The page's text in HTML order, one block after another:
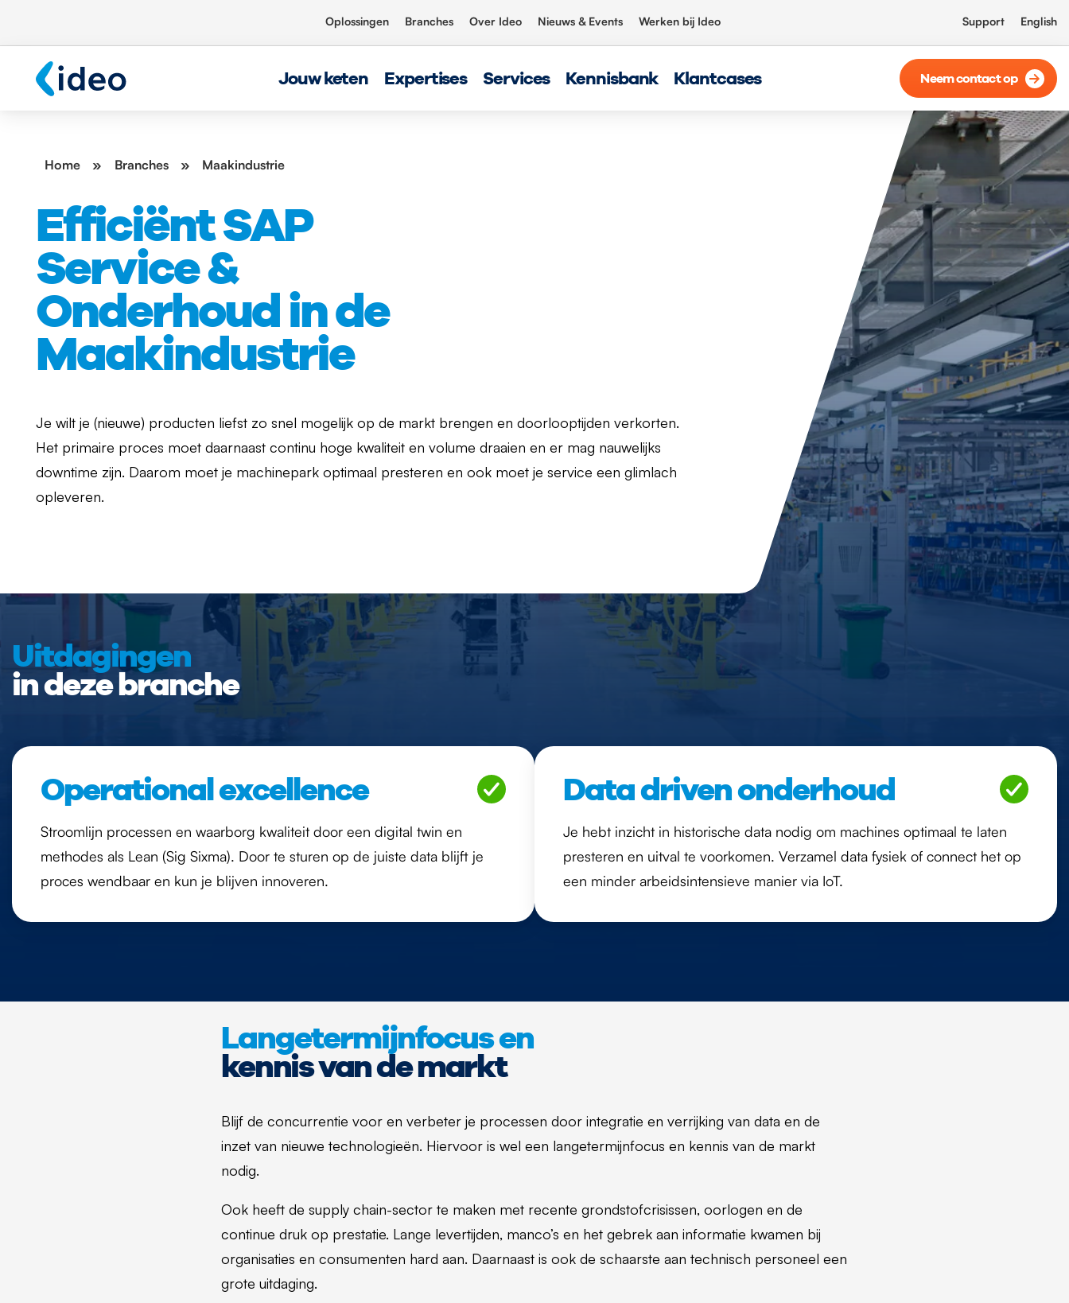
Oplossingen Branches Over Ideo Nieuws & Events Werken bij Ideo Support English
Jouw keten Expertises Services Kennisbank Klantcases Neem contact op
Home » Branches » Maakindustrie
Efficiënt SAP
Service &
Onderhoud in de
Maakindustrie
Je wilt je (nieuwe) producten liefst zo snel mogelijk op de markt brengen en doorlooptijden verkorten.
Het primaire proces moet daarnaast continu hoge kwaliteit en volume draaien en er mag nauwelijks
downtime zijn. Daarom moet je machinepark optimaal presteren en ook moet je service een glimlach
opleveren.
Uitdagingen
in deze branche
Operational excellence
Stroomlijn processen en waarborg kwaliteit door een digital twin en
methodes als Lean (Sig Sixma). Door te sturen op de juiste data blijft je
proces wendbaar en kun je blijven innoveren.
Data driven onderhoud
Je hebt inzicht in historische data nodig om machines optimaal te laten
presteren en uitval te voorkomen. Verzamel data fysiek of connect het op
een minder arbeidsintensieve manier via IoT.
Langetermijnfocus en
kennis van de markt
Blijf de concurrentie voor en verbeter je processen door integratie en verrijking van data en de
inzet van nieuwe technologieën. Hiervoor is wel een langetermijnfocus en kennis van de markt
nodig.
Ook heeft de supply chain-sector te maken met recente grondstofcrisissen, oorlogen en de
continue druk op prestatie. Lange levertijden, manco’s en het gebrek aan informatie kwamen bij
organisaties en consumenten hard aan. Daarnaast is ook de schaarste aan technisch personeel een
grote uitdaging.